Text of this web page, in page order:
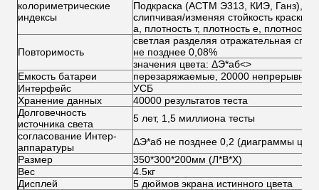
колориметрические
индексы
Подкраска (АСТМ Э313, КИЭ, Ганз),
слипчивая/изменяя стойкость краски,
а, плотность т, плотность е, плотность
Повторимость
светлая разделяя отражательная
не позднее 0,08%
значения цвета: ΔЭ*аб<>
Емкость батареи
перезаряжаемые, 20000 непрерывных
Интерфейс
УСБ
Хранение данных
40000 результатов теста
Долговечность
источника света
5 лет, 1,5 миллиона тесты
согласование Интер-
аппаратуры
ΔЭ*аб не позднее 0,2 (диаграммы
Размер
350*300*200мм (Л*В*Х)
Вес
4.5кг
Дисплей
5 дюймов экрана истинного цвета